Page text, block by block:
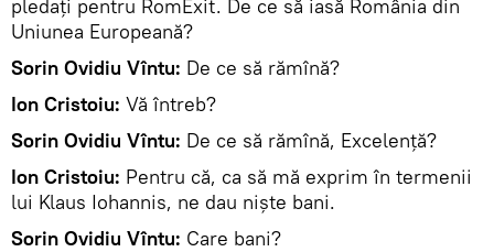
pledați pentru RomExit. De ce să iasă România din
Uniunea Europeană?
Sorin Ovidiu Vîntu: De ce să rămînă?
Ion Cristoiu: Vă întreb?
Sorin Ovidiu Vîntu: De ce să rămînă, Excelență?
Ion Cristoiu: Pentru că, ca să mă exprim în termenii
lui Klaus Iohannis, ne dau niște bani.
Sorin Ovidiu Vîntu: Care bani?